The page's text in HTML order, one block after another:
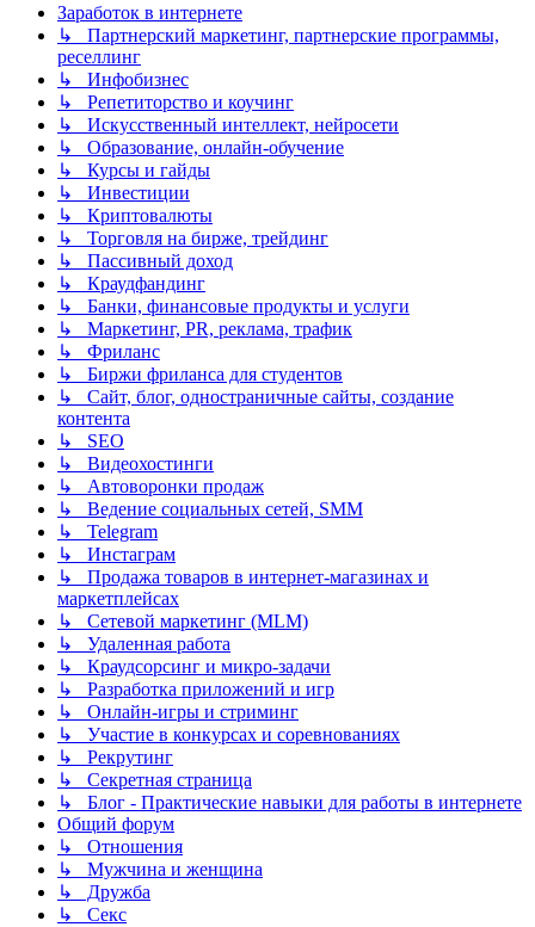
Заработок в интернете
↳ Партнерский маркетинг, партнерские программы,
реселлинг
↳ Инфобизнес
↳ Репетиторство и коучинг
↳ Искусственный интеллект, нейросети
↳ Образование, онлайн-обучение
↳ Курсы и гайды
↳ Инвестиции
↳ Криптовалюты
↳ Торговля на бирже, трейдинг
↳ Пассивный доход
↳ Краудфандинг
↳ Банки, финансовые продукты и услуги
↳ Маркетинг, PR, реклама, трафик
↳ Фриланс
↳ Биржи фриланса для студентов
↳ Сайт, блог, одностраничные сайты, создание
контента
↳ SEO
↳ Видеохостинги
↳ Автоворонки продаж
↳ Ведение социальных сетей, SMM
↳ Telegram
↳ Инстаграм
↳ Продажа товаров в интернет-магазинах и
маркетплейсах
↳ Сетевой маркетинг (MLM)
↳ Удаленная работа
↳ Краудсорсинг и микро-задачи
↳ Разработка приложений и игр
↳ Онлайн-игры и стриминг
↳ Участие в конкурсах и соревнованиях
↳ Рекрутинг
↳ Секретная страница
↳ Блог - Практические навыки для работы в интернете
Общий форум
↳ Отношения
↳ Мужчина и женщина
↳ Дружба
↳ Секс